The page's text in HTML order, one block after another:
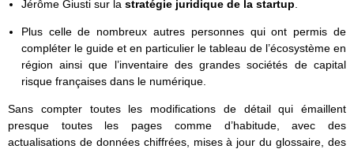
Jérôme Giusti sur la stratégie juridique de la startup
Plus celle de nombreux autres personnes qui ont permis de
compléter le guide et en particulier le tableau de l’écosystème en
région ainsi que l’inventaire des grandes sociétés de capital
risque françaises dans le numérique.
Sans compter toutes les modifications de détail qui émaillent
presque toutes les pages comme d’habitude, avec des
actualisations de données chiffrées, mises à jour du glossaire, des